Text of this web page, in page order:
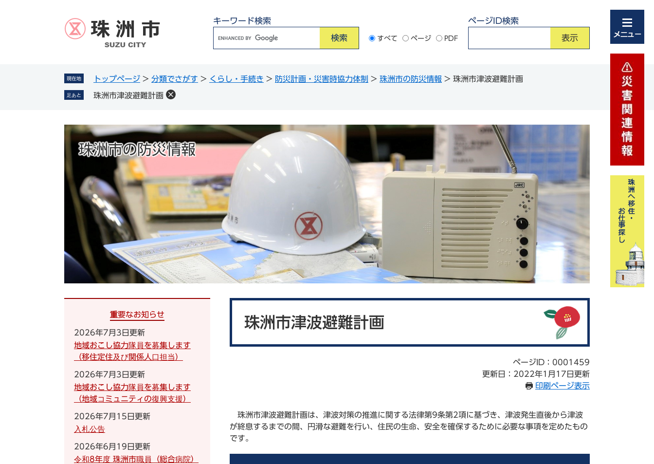
キーワード検索
l
タ
ム
すべて ページ PDF
ページID検索
現在地 トップページ > 分類でさがす > くらし・手続き > 防災計画・災害時協力体制 > 珠洲市の防災情報 > 珠洲市津波避難計画
足あと 珠洲市津波避難計画
珠洲市の防災情報
重要なお知らせ
2026年7月3日更新
地域おこし協力隊員を募集します
（移住定住及び関係人口担当）
2026年7月3日更新
地域おこし協力隊員を募集します
（地域コミュニティの復興支援）
2026年7月15日更新
入札公告
2026年6月19日更新
令和8年度 珠洲市職員（総合病院）
珠洲市津波避難計画
ページID：0001459
更新日：2022年1月17日更新
印刷ページ表示
珠洲市津波避難計画は、津波対策の推進に関する法律第9条第2項に基づき、津波発生直後から津波
が終息するまでの間、円滑な避難を行い、住民の生命、安全を確保するために必要な事項を定めたもの
です。